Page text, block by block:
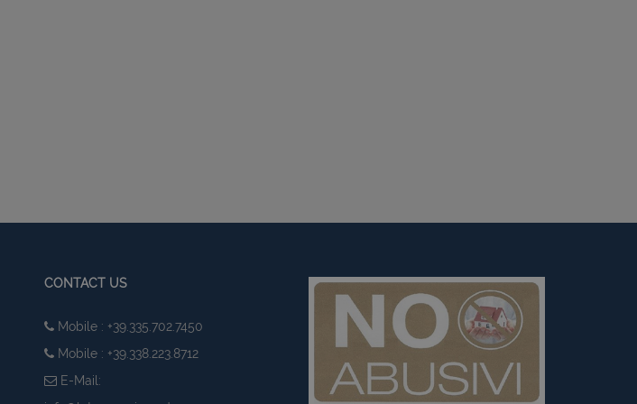
CONTACT US
Mobile : +39.335.702.7450
Mobile : +39.338.223.8712
E-Mail: